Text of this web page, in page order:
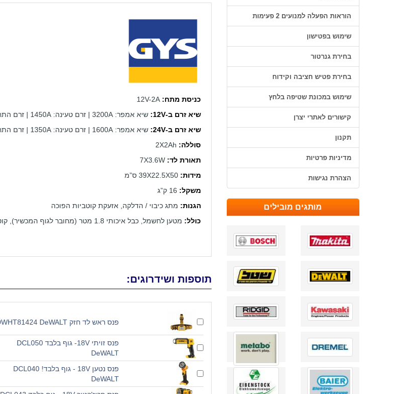
כניסת מתח:12V-2A
שיא זרם ב-12V:
שיא אמפר: 3200A | זרם טעינה: 1450A | זרם התחלה: 750A
שיא זרם ב-24V:
שיא אמפר: 1600A | זרם טעינה: 1350A | זרם התחלה: 750A
סוללה: 2X2Ah
תאורת לד:7X3.6W
מידות:39X22.5X50 ס”מ
משקל: 16 ק”ג
הגנות: מתג כיבוי / הדלקה, אזעקת קוטביות הפוכה
כולל: מטען לחשמל, כבל איכותי 1.8 מטר (מחובר לגוף המכשיר), קוטר Ø25 מ”מ
תוספות ושידרוגים:
פנס ראש לד חזק DWHT81424 DeWALT
פנס זויתי 18V- גוף בלבד DCL050
DeWALT
פנס נטען 18V - גוף בלבד! DCL040
DeWALT
הוראות הפעלה למנועים 2 פעימות
שימוש בפטישון
בחירת גנרטור
בחירת פטיש חציבה וקידוח
שימוש במכונת שטיפה בלחץ
קישורים לאתרי יצרן
תקנון
מדיניות פרטיות
הצהרת נגישות
מותגים מובילים